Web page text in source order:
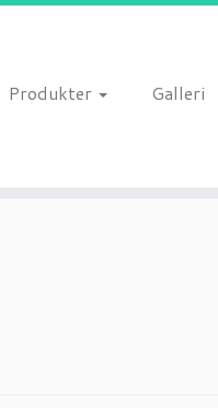
Produkter Galleri